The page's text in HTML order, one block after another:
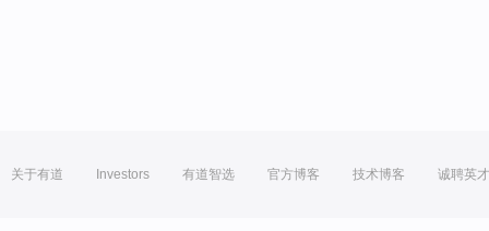
关于有道 Investors 有道智选 官方博客 技术博客 诚聘英才